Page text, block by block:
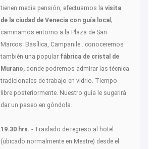
tienen media pensión, efectuamos la visita
de la ciudad de Venecia con guía loca l;
caminamos entorno a la Plaza de San
Marcos: Basílica, Campanile...conoceremos
también una popular fábrica de cristal de
Murano, donde podremos admirar las técnica
tradicionales de trabajo en vidrio. Tiempo
libre posteriormente. Nuestro guía le sugerirá
dar un paseo en góndola.
19.30 hrs. - Traslado de regreso al hotel
(ubicado normalmente en Mestre) desde el